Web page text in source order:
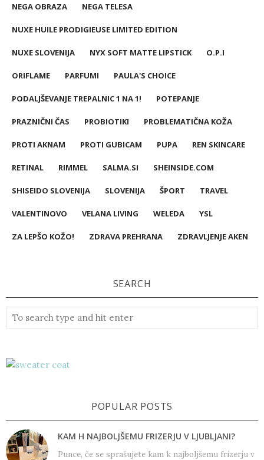
NEGA OBRAZA NEGA TELESA
NUXE HUILE PRODIGIEUSE LIMITED EDITION
NUXE SLOVENIJA NYX SOFT MATTE LIPSTICK O.P.I
ORIFLAME PARFUMI PAULA'S CHOICE
PODALJŠEVANJE TREPALNIC 1 NA 1! POTEPANJE
PRAZNIČNI ČAS PROBIOTIKI PROBLEMATIČNA KOŽA
PROTI AKNAM PROTI GUBICAM PUPA REN SKINCARE
RETINAL RIMMEL SALMA.SI SHEINSIDE.COM
SHISEIDO SLOVENIJA SLOVENIJA ŠPORT TRAVEL
VALENTINOVO VELANA LIVING WELEDA YSL
ZA LEPŠO KOŽO! ZDRAVA PREHRANA ZDRAVLJENJE AKEN
SEARCH
POPULAR POSTS
KAM H NAJBOLJŠEMU FRIZERJU V LJUBLJANI?
Punce, če se sprašujete kam k najboljšemu frizerju v